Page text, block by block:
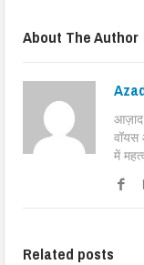
About The Author
आज़ाद
वॉयस
में
Related posts